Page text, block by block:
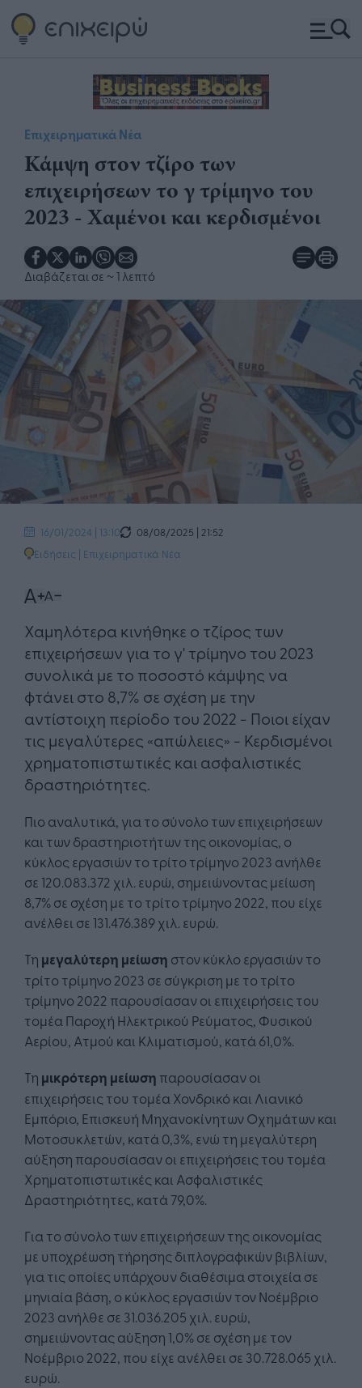
Επιχειρηματικά Νέα
Κάμψη στον τζίρο των
επιχειρήσεων το γ τρίμηνο του
2023 - Χαμένοι και κερδισμένοι
Διαβάζεται σε ~ 1 λεπτό
16/01/2024 | 13:10
08/08/2025 | 21:52
Ειδήσεις | Επιχειρηματικά Νέα
Χαμηλότερα κινήθηκε ο τζίρος των
επιχειρήσεων για το γ' τρίμηνο του 2023
συνολικά με το ποσοστό κάμψης να
φτάνει στο 8,7% σε σχέση με την
αντίστοιχη περίοδο του 2022 - Ποιοι είχαν
τις μεγαλύτερες «απώλειες» - Κερδισμένοι
χρηματοπιστωτικές και ασφαλιστικές
δραστηριότητες.
Πιο αναλυτικά, για το σύνολο των επιχειρήσεων
και των δραστηριοτήτων της οικονομίας, ο
κύκλος εργασιών το τρίτο τρίμηνο 2023 ανήλθε
σε 120.083.372 χιλ. ευρώ, σημειώνοντας μείωση
8,7% σε σχέση με το τρίτο τρίμηνο 2022, που είχε
ανέλθει σε 131.476.389 χιλ. ευρώ.
Τη μεγαλύτερη μείωση στον κύκλο εργασιών το
τρίτο τρίμηνο 2023 σε σύγκριση με το τρίτο
τρίμηνο 2022 παρουσίασαν οι επιχειρήσεις του
τομέα Παροχή Ηλεκτρικού Ρεύματος, Φυσικού
Αερίου, Ατμού και Κλιματισμού, κατά 61,0%.
Τη μικρότερη μείωση παρουσίασαν οι
επιχειρήσεις του τομέα Χονδρικό και Λιανικό
Εμπόριο, Επισκευή Μηχανοκίνητων Οχημάτων και
Μοτοσυκλετών, κατά 0,3%, ενώ τη μεγαλύτερη
αύξηση παρουσίασαν οι επιχειρήσεις του τομέα
Χρηματοπιστωτικές και Ασφαλιστικές
Δραστηριότητες, κατά 79,0%.
Για το σύνολο των επιχειρήσεων της οικονομίας
με υποχρέωση τήρησης διπλογραφικών βιβλίων,
για τις οποίες υπάρχουν διαθέσιμα στοιχεία σε
μηνιαία βάση, ο κύκλος εργασιών τον Νοέμβριο
2023 ανήλθε σε 31.036.205 χιλ. ευρώ,
σημειώνοντας αύξηση 1,0% σε σχέση με τον
Νοέμβριο 2022, που είχε ανέλθει σε 30.728.065 χιλ.
ευρώ.